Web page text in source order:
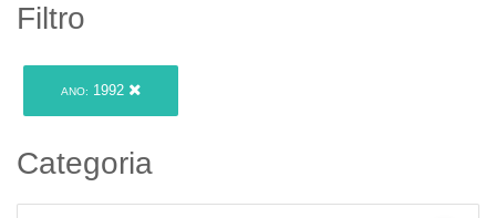
Filtro
ANO: 1992
Categoria